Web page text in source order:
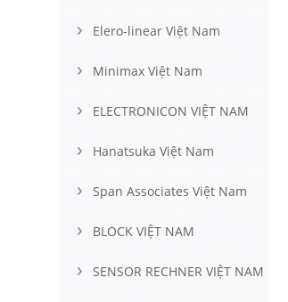
Elero-linear Việt Nam
Minimax Việt Nam
ELECTRONICON VIỆT NAM
Hanatsuka Việt Nam
Span Associates Việt Nam
BLOCK VIỆT NAM
SENSOR RECHNER VIỆT NAM